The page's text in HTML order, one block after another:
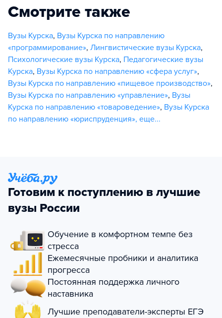
Смотрите также
Вузы Курска, Вузы Курска по направлению
«программирование», Лингвистические вузы Курска,
Психологические вузы Курска, Педагогические вузы
Курска, Вузы Курска по направлению «сфера услуг»,
Вузы Курска по направлению «пищевое производство»,
Вузы Курска по направлению «управление», Вузы
Курска по направлению «товароведение», Вузы Курска
по направлению «юриспруденция», еще...
Готовим к поступлению в лучшие
вузы России
Обучение в комфортном темпе без
стресса
Ежемесячные пробники и аналитика
прогресса
Постоянная поддержка личного
наставника
Лучшие преподаватели-эксперты ЕГЭ